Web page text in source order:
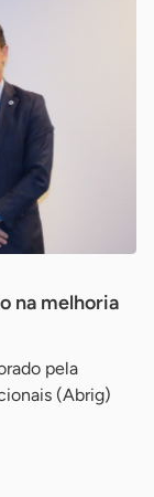
na melhoria
pela
(Abrig)